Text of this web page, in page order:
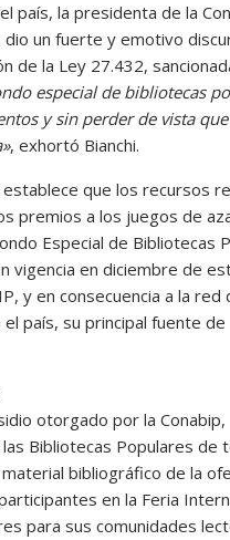
país, la presidenta de la
dio un fuerte y emotivo
de la Ley 27.432,
especial de bibliotecas
y sin perder de vista
, exhortó Bianchi.
que los recursos
premios a los juegos de
Especial de Bibliotecas
vigencia en diciembre de
y en consecuencia a la red
país, su principal fuente de
otorgado por la Conabip,
Bibliotecas Populares de
bibliográfico de la
en la Feria
para sus comunidades